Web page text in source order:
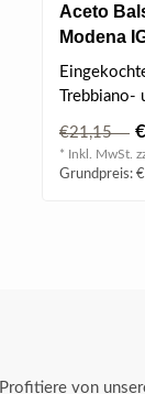
Aceto
Modena
Estense
Trebbiano-
kombiniert
€21,15
* Inkl. MwSt.
Grundpreis:
Profitiere von